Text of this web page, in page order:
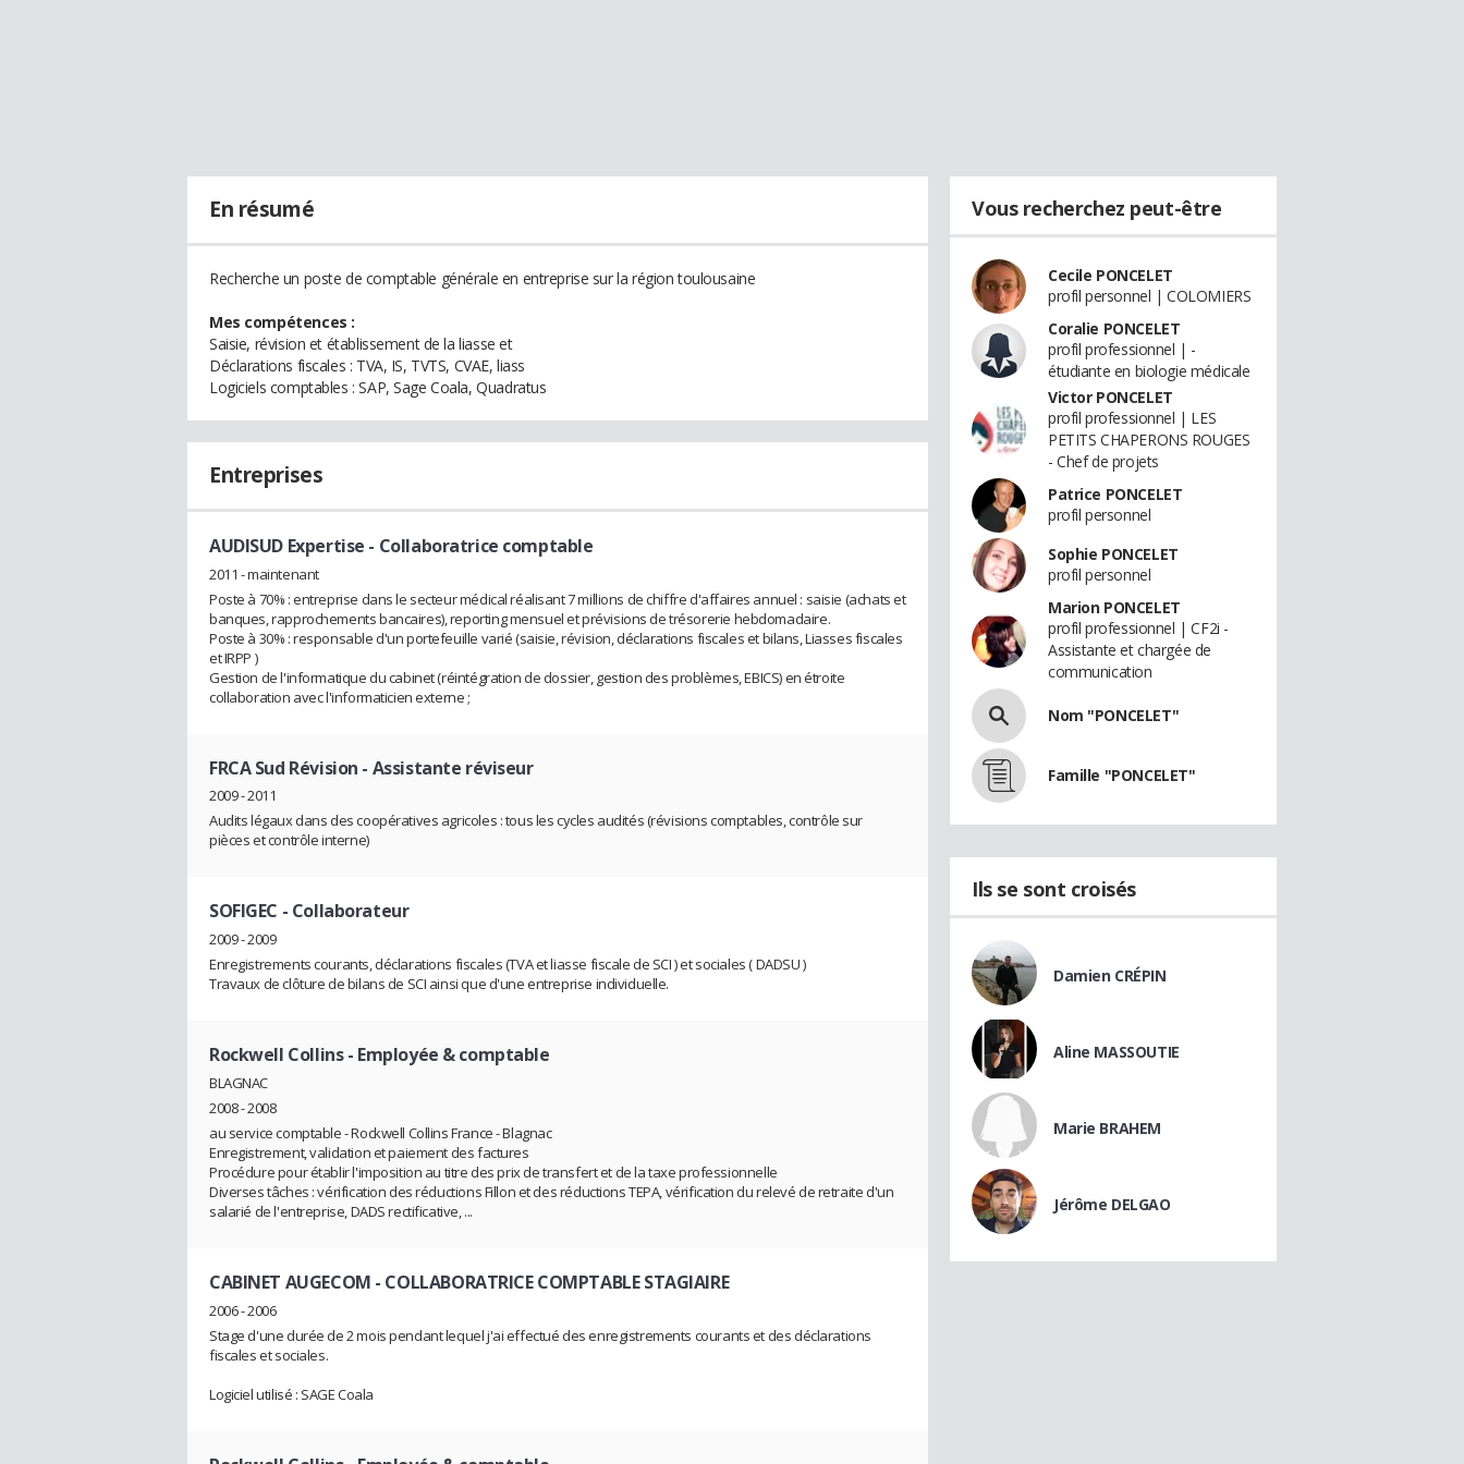
En résumé
Recherche un poste de comptable générale en entreprise sur la région toulousaine
Mes compétences :
Saisie, révision et établissement de la liasse et
Déclarations fiscales : TVA, IS, TVTS, CVAE, liass
Logiciels comptables : SAP, Sage Coala, Quadratus
Entreprises
AUDISUD Expertise - Collaboratrice comptable
2011 - maintenant
Poste à 70% : entreprise dans le secteur médical réalisant 7 millions de chiffre d'affaires annuel : saisie (achats et
banques, rapprochements bancaires), reporting mensuel et prévisions de trésorerie hebdomadaire.
Poste à 30% : responsable d'un portefeuille varié (saisie, révision, déclarations fiscales et bilans, Liasses fiscales
et IRPP )
Gestion de l'informatique du cabinet (réintégration de dossier, gestion des problèmes, EBICS) en étroite
collaboration avec l'informaticien externe ;
FRCA Sud Révision - Assistante réviseur
2009 - 2011
Audits légaux dans des coopératives agricoles : tous les cycles audités (révisions comptables, contrôle sur
pièces et contrôle interne)
SOFIGEC - Collaborateur
2009 - 2009
Enregistrements courants, déclarations fiscales (TVA et liasse fiscale de SCI ) et sociales ( DADSU )
Travaux de clôture de bilans de SCI ainsi que d'une entreprise individuelle.
Rockwell Collins- Employée & comptable
BLAGNAC
2008 - 2008
au service comptable - Rockwell Collins France - Blagnac
Enregistrement, validation et paiement des factures
Procédure pour établir l'imposition au titre des prix de transfert et de la taxe professionnelle
Diverses tâches : vérification des réductions Fillon et des réductions TEPA, vérification du relevé de retraite d'un
salarié de l'entreprise, DADS rectificative, ...
CABINET AUGECOM - COLLABORATRICE COMPTABLE STAGIAIRE
2006 - 2006
Stage d'une durée de 2 mois pendant lequel j'ai effectué des enregistrements courants et des déclarations
fiscales et sociales.
Logiciel utilisé : SAGE Coala
Vous recherchez peut-être
Cecile PONCELET
profil personnel | COLOMIERS
Coralie PONCELET
profil professionnel | -
étudiante en biologie médicale
Victor PONCELET
profil professionnel | LES
PETITS CHAPERONS ROUGES
- Chef de projets
Patrice PONCELET
profil personnel
Sophie PONCELET
profil personnel
Marion PONCELET
profil professionnel | CF2i -
Assistante et chargée de
communication
Nom "PONCELET"
Famille "PONCELET"
Ils se sont croisés
Damien CRÉPIN
Aline MASSOUTIE
Marie BRAHEM
Jérôme DELGAO